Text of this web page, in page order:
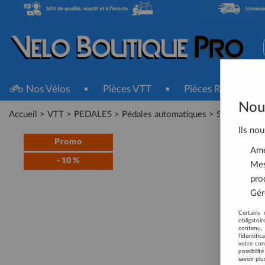
Nos Vélos Pièces VTT Pièces Route
Accueil > VTT > PEDALES > Pédales automatiques > SHIMANO
Promo
- 10 %
Ils
Certains
contenu,
votre
savoir